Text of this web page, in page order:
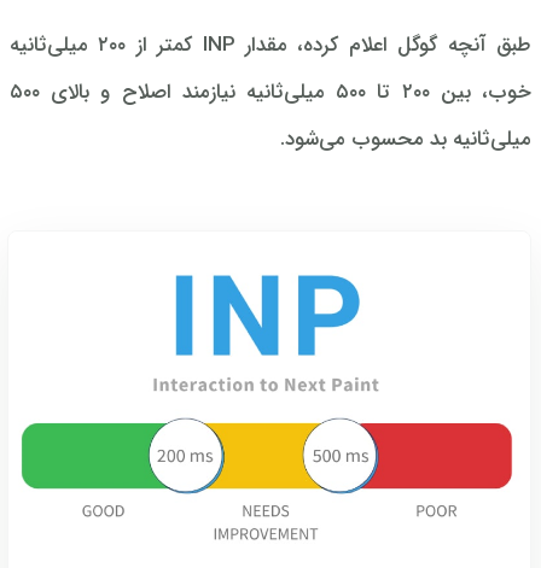
طبق آنچه گوگل اعلام کرده، مقدار INP کمتر از ۲۰۰ میلی‌ثانیه
خوب، بین ۲۰۰ تا ۵۰۰ میلی‌ثانیه نیازمند اصلاح و بالای ۵۰۰
میلی‌ثانیه بد محسوب می‌شود.